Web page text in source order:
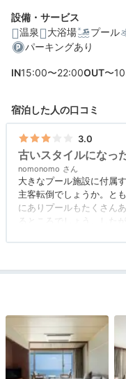
編集部お
開放感が抜群♪目
迫力満点のスライ
エンジョイ
設備・サービス
温泉
大浴場 プール
パーキングあり
IN15:00〜22:00OUT〜
宿泊した人の口コミ
3.0
古いスタイルになっ
nomonomo
大きなプール施設に付属
主客転倒でしょうか。と
にありプールもたくさん
るところでしょう。した